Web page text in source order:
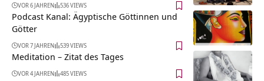
VOR 6 JAHREN 536 VIEWS
Podcast Kanal: Ägyptische Göttinnen und
Götter
VOR 7 JAHREN 539 VIEWS
Meditation – Zitat des Tages
VOR 4 JAHREN 485 VIEWS